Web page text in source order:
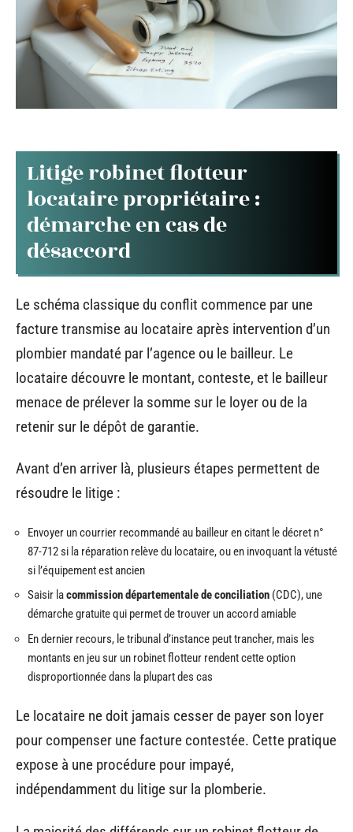
Litige robinet flotteur
locataire propriétaire :
démarche en cas de
désaccord
Le schéma classique du conflit commence par une
facture transmise au locataire après intervention d’un
plombier mandaté par l’agence ou le bailleur. Le
locataire découvre le montant, conteste, et le bailleur
menace de prélever la somme sur le loyer ou de la
retenir sur le dépôt de garantie.
Avant d’en arriver là, plusieurs étapes permettent de
résoudre le litige :
Envoyer un courrier recommandé au bailleur en citant le décret n°
87-712 si la réparation relève du locataire, ou en invoquant la vétusté
si l’équipement est ancien
Saisir lacommission départementale de conciliation (CDC), une
démarche gratuite qui permet de trouver un accord amiable
En dernier recours, le tribunal d’instance peut trancher, mais les
montants en jeu sur un robinet flotteur rendent cette option
disproportionnée dans la plupart des cas
Le locataire ne doit jamais cesser de payer son loyer
pour compenser une facture contestée. Cette pratique
expose à une procédure pour impayé,
indépendamment du litige sur la plomberie.